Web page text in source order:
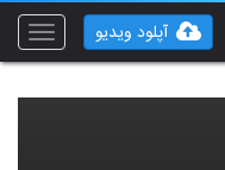
Toggle
آپلود ویدیو